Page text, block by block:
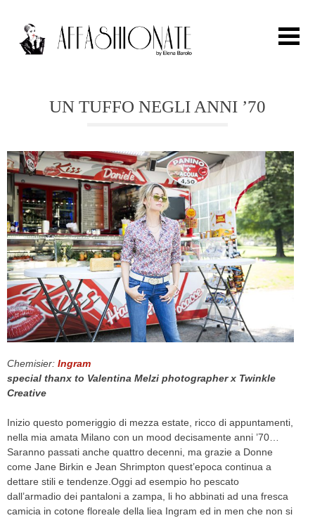
FASHION
OUTFIT
BEAUTY
TRAVEL
PARTIES
CELEB
CONTACT
ABOUT
UN TUFFO NEGLI ANNI ’70
Chemisier: Ingram
special thanx to Valentina Melzi photographer x Twinkle
Creative
Inizio questo pomeriggio di mezza estate, ricco di appuntamenti,
nella mia amata Milano con un mood decisamente anni ’70…
Saranno passati anche quattro decenni, ma grazie a Donne
come Jane Birkin e Jean Shrimpton quest’epoca continua a
dettare stili e tendenze.Oggi ad esempio ho pescato
dall’armadio dei pantaloni a zampa, li ho abbinati ad una fresca
camicia in cotone floreale della liea Ingram ed in men che non si